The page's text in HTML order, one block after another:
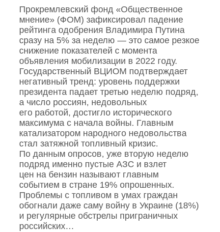
Прокремлевский фонд «Общественное
мнение» (ФОМ) зафиксировал падение
рейтинга одобрения Владимира Путина
сразу на 5% за неделю — это самое резкое
снижение показателей с момента
объявления мобилизации в 2022 году.
Государственный ВЦИОМ подтверждает
негативный тренд: уровень поддержки
президента падает третью неделю подряд,
а число россиян, недовольных
его работой, достигло исторического
максимума с начала войны. Главным
катализатором народного недовольства
стал затяжной топливный кризис.
По данным опросов, уже вторую неделю
подряд именно пустые АЗС и взлет
цен на бензин называют главным
событием в стране 19% опрошенных.
Проблемы с топливом в умах граждан
обогнали даже саму войну в Украине (18%)
и регулярные обстрелы приграничных
российских…